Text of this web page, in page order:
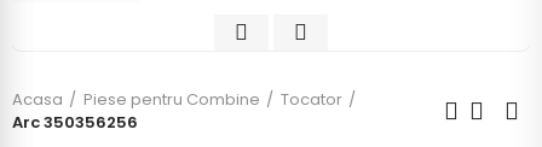
Acasa Piese pentru Combine
Tocator
Arc 350356256